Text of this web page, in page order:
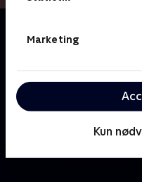
Marketing
Kun
Programmet
af Casper Christensen
skrupskøre redaktion
noget kan være, og det
hjertevarmt, når de på